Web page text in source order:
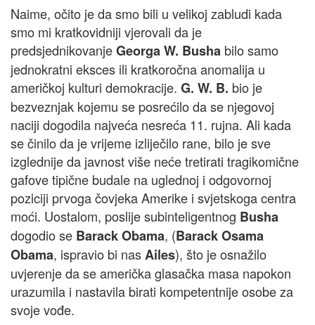
Naime, očito je da smo bili u velikoj zabludi kada
smo mi kratkovidniji vjerovali da je
predsjednikovanjeGeorga W. Busha bilo samo
jednokratni eksces ili kratkoročna anomalija u
američkoj kulturi demokracije. G. W. B. bio je
bezveznjak kojemu se posrećilo da se njegovoj
naciji dogodila najveća nesreća 11. rujna. Ali kada
se činilo da je vrijeme izliječilo rane, bilo je sve
izglednije da javnost više neće tretirati tragikomične
gafove tipične budale na uglednoj i odgovornoj
poziciji prvoga čovjeka Amerike i svjetskoga centra
moći. Uostalom, poslije subinteligentnog Busha
dogodio se Barack Obama, (Barack Osama
Obama, ispravio bi nasAiles), što je osnažilo
uvjerenje da se američka glasačka masa napokon
urazumila i nastavila birati kompetentnije osobe za
svoje vođe.